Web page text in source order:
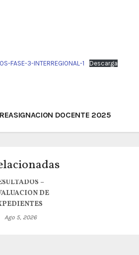
FASE-3-INTERREGIONAL-1 Descarga
DOCENTE 2025
–
DE
Ago 5, 2026